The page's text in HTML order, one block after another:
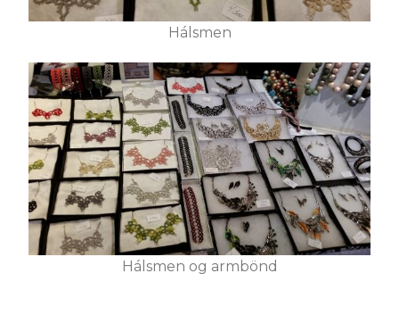
Hálsmen
Hálsmen og armbönd